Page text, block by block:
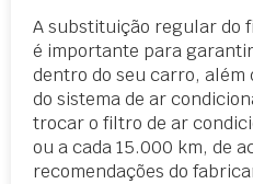
A substituição regular do
é importante para
dentro do seu carro,
do sistema de ar
trocar o filtro de ar
ou a cada 15.000 km, de
recomendações do